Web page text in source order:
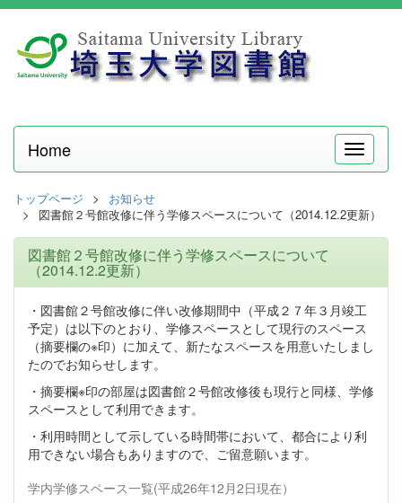
メ
ニ
ー
Home
トップページ
お知らせ
図書館２号館改修に伴う学修スペースについて（2014.12.2更新）
図書館２号館改修に伴う学修スペースについて
（2014.12.2更新）
・図書館２号館改修に伴い改修期間中（平成２７年３月竣工
予定）は以下のとおり、学修スペースとして現行のスペース
（摘要欄の※印）に加えて、新たなスペースを用意いたしまし
たのでお知らせします。
・摘要欄※印の部屋は図書館２号館改修後も現行と同様、学修
スペースとして利用できます。
・利用時間として示している時間帯において、都合により利
用できない場合もありますので、ご留意願います。
学内学修スペース一覧(平成26年12月2日現在）